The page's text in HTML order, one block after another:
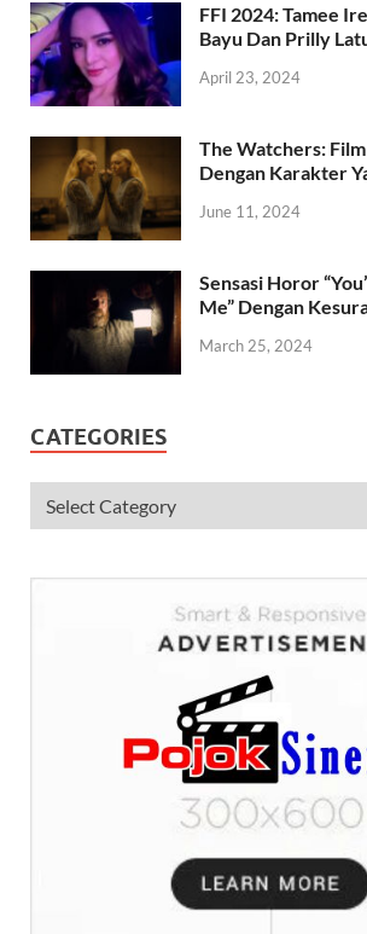
FFI 2024: Tamee
Bayu Dan Prilly
April 23, 2024
The Watchers:
Dengan Karakter
June 11, 2024
Sensasi Horor
Me” Dengan
March 25, 2024
CATEGORIES